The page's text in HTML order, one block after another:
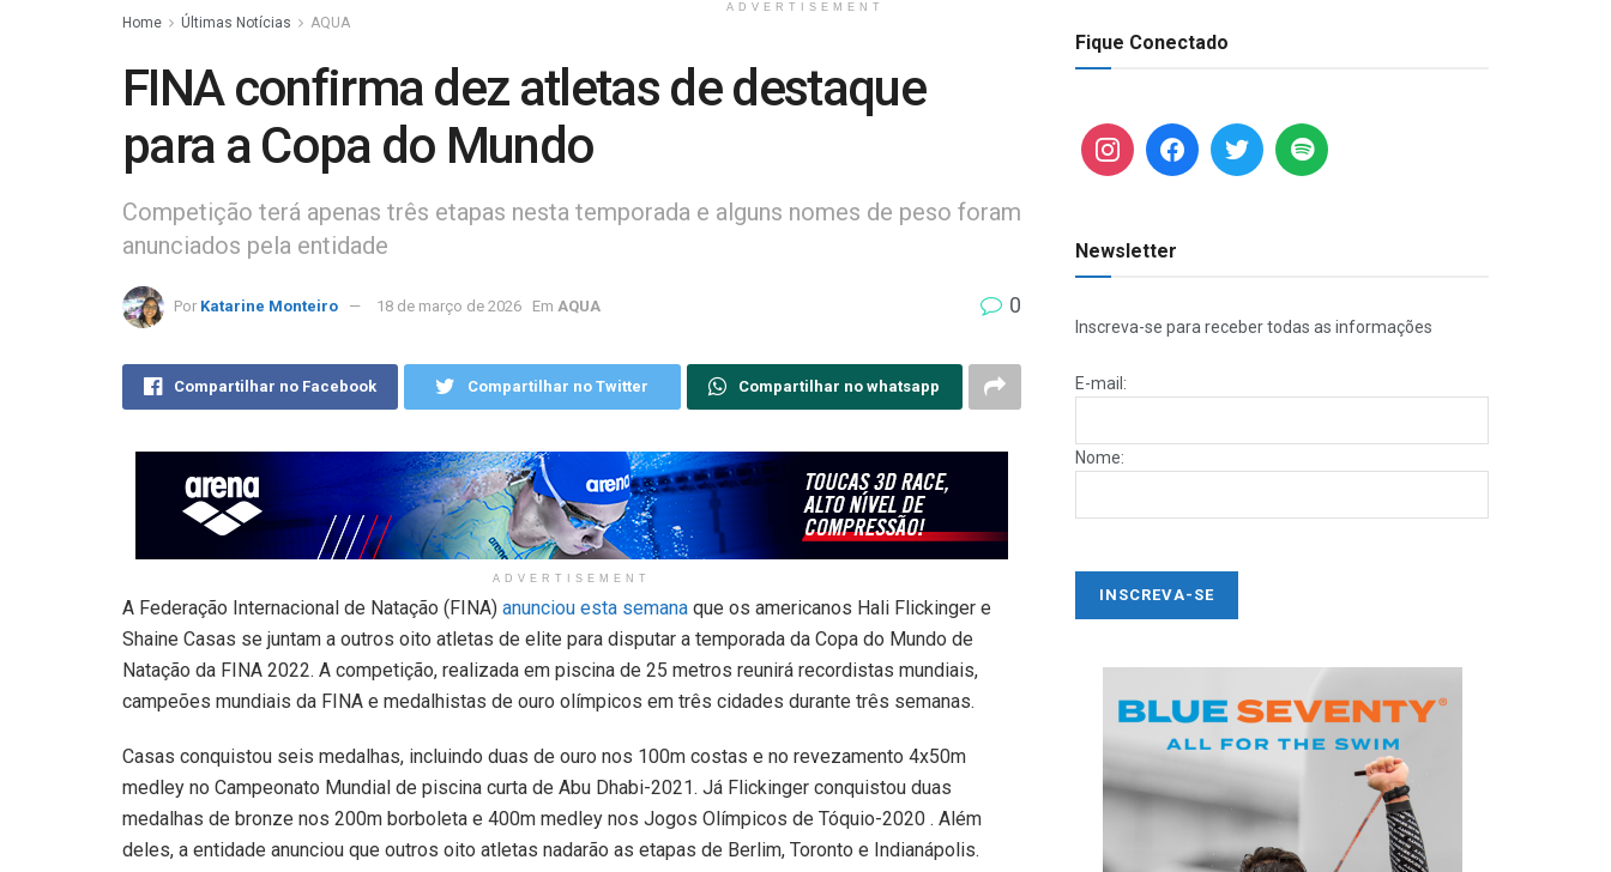
ADVERTISEMENT
Home Últimas Notícias AQUA
FINA confirma dez atletas de destaque
para a Copa do Mundo
Competição terá apenas três etapas nesta temporada e alguns nomes de peso foram
anunciados pela entidade
Por Katarine Monteiro 18 de março de 2026 Em AQUA 0
Compartilhar no Facebook Compartilhar no Twitter Compartilhar no whatsapp
ADVERTISEMENT
A Federação Internacional de Natação (FINA) anunciou esta semana que os americanos Hali Flickinger e
Shaine Casas se juntam a outros oito atletas de elite para disputar a temporada da Copa do Mundo de
Natação da FINA 2022. A competição, realizada em piscina de 25 metros reunirá recordistas mundiais,
campeões mundiais da FINA e medalhistas de ouro olímpicos em três cidades durante três semanas.
Casas conquistou seis medalhas, incluindo duas de ouro nos 100m costas e no revezamento 4x50m
medley no Campeonato Mundial de piscina curta de Abu Dhabi-2021. Já Flickinger conquistou duas
medalhas de bronze nos 200m borboleta e 400m medley nos Jogos Olímpicos de Tóquio-2020 . Além
deles, a entidade anunciou que outros oito atletas nadarão as etapas de Berlim, Toronto e Indianápolis.
Fique Conectado
Newsletter
Inscreva-se para receber todas as informações
E-mail:
Nome: